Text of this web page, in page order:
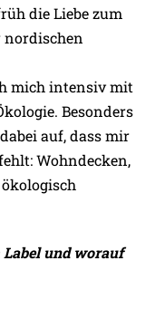
die Liebe zum
nordischen
mich intensiv mit
Besonders
auf, dass mir
Wohndecken,
Label und worauf